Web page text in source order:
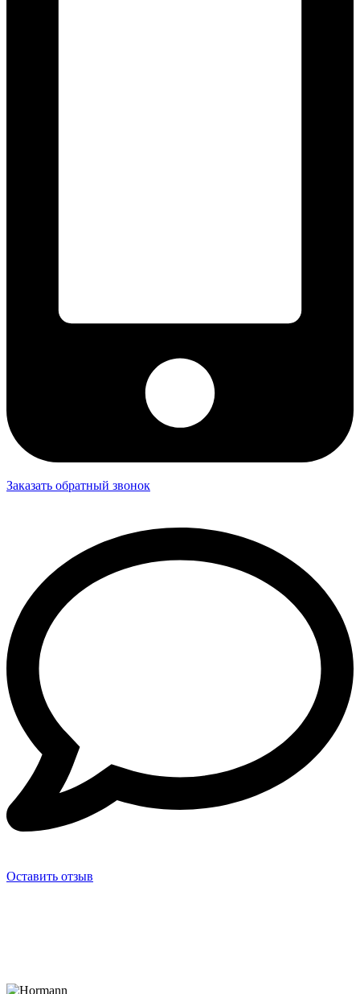
Заказать обратный звонок
Оставить отзыв